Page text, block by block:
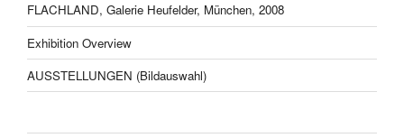
FLACHLAND, Galerie Heufelder, München, 2008
Exhibition Overview
AUSSTELLUNGEN (Bildauswahl)